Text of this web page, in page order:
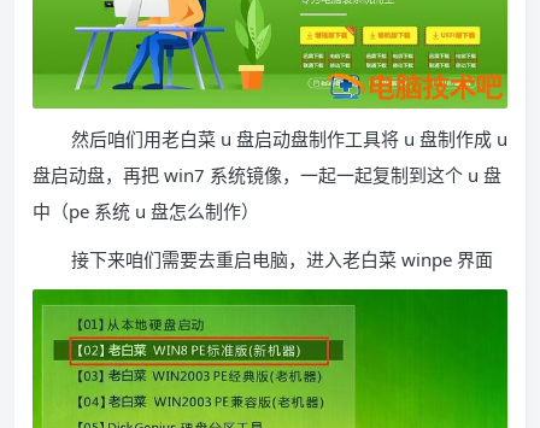
然后咱们用老白菜 u 盘启动盘制作工具将 u 盘制作成 u
盘启动盘，再把 win7 系统镜像，一起一起复制到这个 u 盘
中（pe 系统 u 盘怎么制作）
接下来咱们需要去重启电脑，进入老白菜 winpe 界面